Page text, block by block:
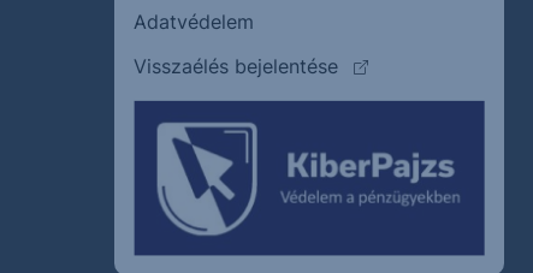
Adatvédelem
Visszaélés bejelentése
(külső oldalra ugrik)